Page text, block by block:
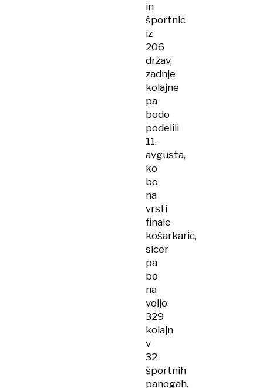
in
športnic
iz
206
držav,
zadnje
kolajne
pa
bodo
podelili
11.
avgusta,
ko
bo
na
vrsti
finale
košarkaric,
sicer
pa
bo
na
voljo
329
kolajn
v
32
športnih
panogah.